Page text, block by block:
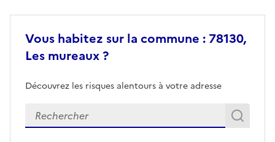
Vous habitez sur la commune : 78130,
Les mureaux ?
Découvrez les risques alentours à votre adresse
Veuillez renseigner votre adresse exacte